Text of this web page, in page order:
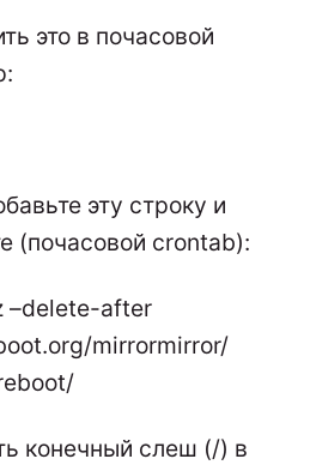
это в почасовой
эту строку и
(почасовой crontab):
–delete-after
mirrormirror/
конечный слеш (/) в